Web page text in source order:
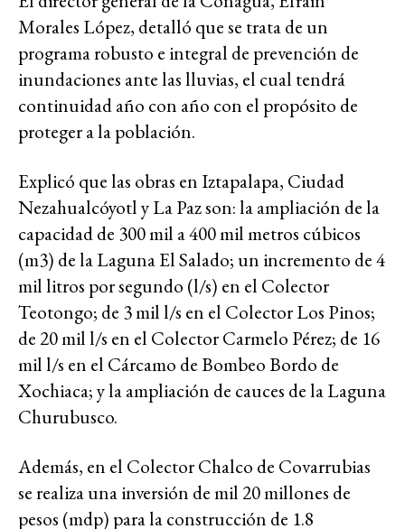
Morales López, detalló que se trata de un
programa robusto e integral de prevención de
inundaciones ante las lluvias, el cual tendrá
continuidad año con año con el propósito de
proteger a la población.
Explicó que las obras en Iztapalapa, Ciudad
Nezahualcóyotl y La Paz son: la ampliación de la
capacidad de 300 mil a 400 mil metros cúbicos
(m3) de la Laguna El Salado; un incremento de 4
mil litros por segundo (l/s) en el Colector
Teotongo; de 3 mil l/s en el Colector Los Pinos;
de 20 mil l/s en el Colector Carmelo Pérez; de 16
mil l/s en el Cárcamo de Bombeo Bordo de
Xochiaca; y la ampliación de cauces de la Laguna
Churubusco.
Además, en el Colector Chalco de Covarrubias
se realiza una inversión de mil 20 millones de
pesos (mdp) para la construcción de 1.8